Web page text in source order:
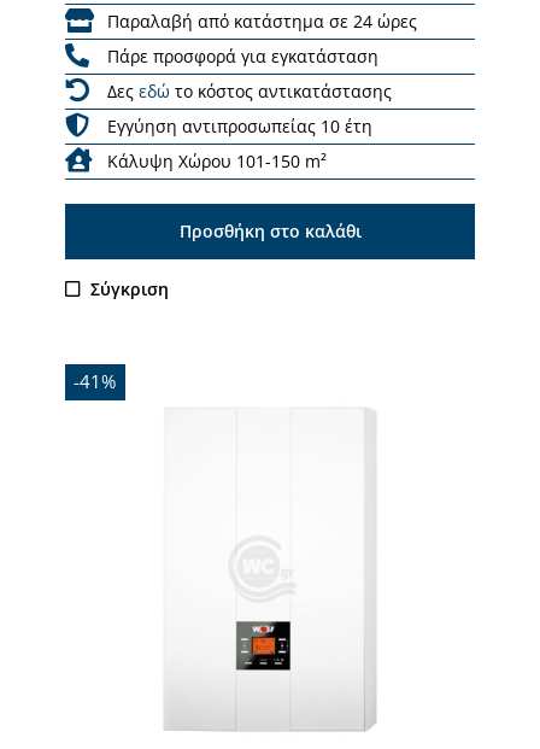
Παραλαβή από κατάστημα σε 24 ώρες
Πάρε προσφορά για εγκατάσταση
Δες εδώ το κόστος αντικατάστασης
Εγγύηση αντιπροσωπείας 10 έτη
Κάλυψη Χώρου 101-150 m²
Προσθήκη στο καλάθι
Σύγκριση
-41%